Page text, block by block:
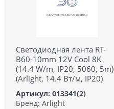
Светодиодная лента RT-
B60-10mm 12V Cool 8K
(14.4 W/m, IP20, 5060, 5m)
(Arlight, 14.4 Вт/м, IP20)
Артикул: 013341(2)
Бренд: Arlight